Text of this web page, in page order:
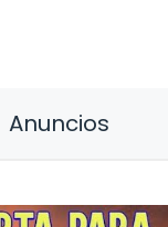
Anuncios